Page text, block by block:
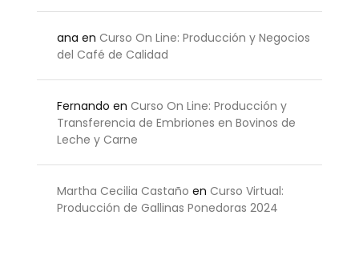
ana en Curso On Line: Producción y Negocios
del Café de Calidad
Fernando en Curso On Line: Producción y
Transferencia de Embriones en Bovinos de
Leche y Carne
Martha Cecilia Castaño en Curso Virtual:
Producción de Gallinas Ponedoras 2024